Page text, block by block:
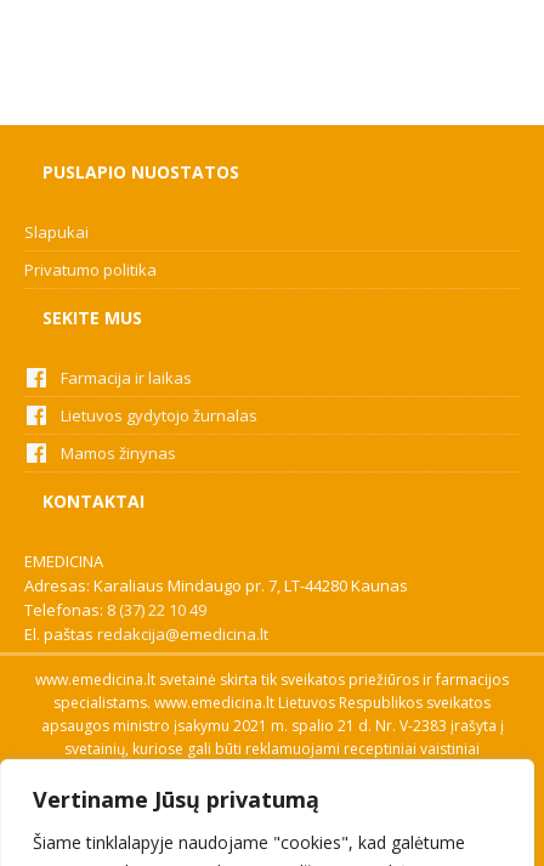
Vertiname Jūsų privatumą
Šiame tinklalapyje naudojame "cookies", kad galėtume
PUSLAPIO NUOSTATOS
Slapukai
Privatumo politika
SEKITE MUS
Farmacija ir laikas
Lietuvos gydytojo žurnalas
Mamos žinynas
KONTAKTAI
EMEDICINA
Adresas: Karaliaus Mindaugo pr. 7, LT-44280 Kaunas
Telefonas: 8 (37) 22 10 49
El. paštas redakcija@emedicina.lt
www.emedicina.lt svetainė skirta tik sveikatos priežiūros ir farmacijos
specialistams. www.emedicina.lt Lietuvos Respublikos sveikatos
apsaugos ministro įsakymu 2021 m. spalio 21 d. Nr. V-2383 įrašyta į
svetainių, kuriose gali būti reklamuojami receptiniai vaistiniai
savo profesinę kvalifikaciją. Naudingos nuorodos: Vaistų ir medicinos
pagalbos priemonių kainų paieška, VVKT tinklalapis, Sveikatos
priežiūros ar farmacijos specialisto pranešimo apie įtariamą